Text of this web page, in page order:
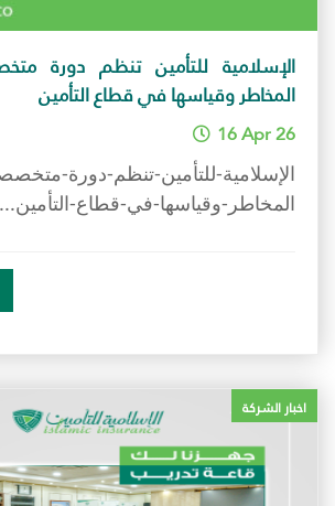
الإسلامية للتأمين تنظم دورة
المخاطر وقياسها في قطاع التأمين
16 Apr 26
الإسلامية-للتأمين-تنظم-دورة-
المخاطر-وقياسها-في-قطاع-التأمين...
اخبار الشركة